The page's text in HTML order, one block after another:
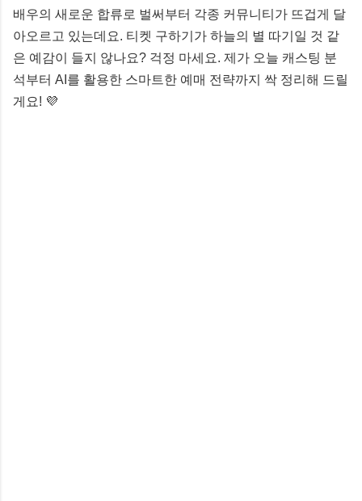
배우의 새로운 합류로 벌써부터 각종 커뮤니티가 뜨겁게 달
아오르고 있는데요. 티켓 구하기가 하늘의 별 따기일 것 같
은 예감이 들지 않나요? 걱정 마세요. 제가 오늘 캐스팅 분
석부터 AI를 활용한 스마트한 예매 전략까지 싹 정리해 드릴
게요! 💜